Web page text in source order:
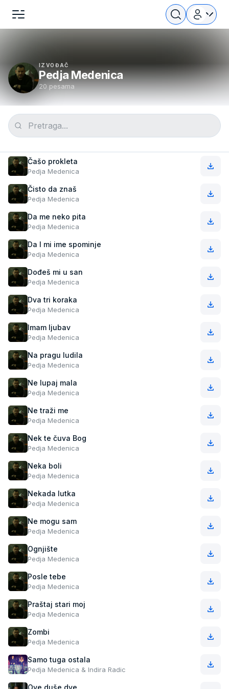
IZVOĐAČ
Pedja Medenica
20 pesama
Čašo prokleta
Pedja Medenica
Čisto da znaš
Pedja Medenica
Da me neko pita
Pedja Medenica
Da l mi ime spominje
Pedja Medenica
Dođeš mi u san
Pedja Medenica
Dva tri koraka
Pedja Medenica
Imam ljubav
Pedja Medenica
Na pragu ludila
Pedja Medenica
Ne lupaj mala
Pedja Medenica
Ne traži me
Pedja Medenica
Nek te čuva Bog
Pedja Medenica
Neka boli
Pedja Medenica
Nekada lutka
Pedja Medenica
Ne mogu sam
Pedja Medenica
Ognjište
Pedja Medenica
Posle tebe
Pedja Medenica
Praštaj stari moj
Pedja Medenica
Zombi
Pedja Medenica
Samo tuga ostala
Pedja Medenica & Indira Radic
Ove duše dve